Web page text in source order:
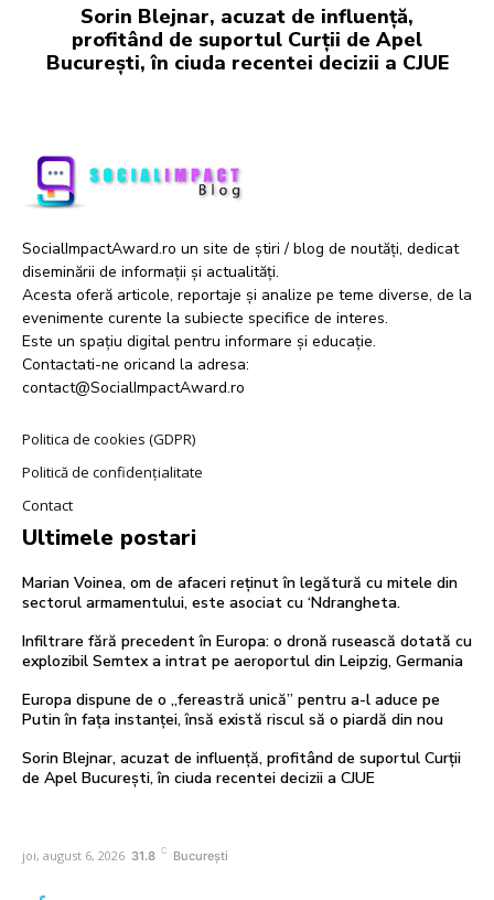
Sorin Blejnar, acuzat de influență,
profitând de suportul Curții de Apel
București, în ciuda recentei decizii a CJUE
SocialImpactAward.ro un site de știri / blog de noutăți, dedicat
diseminării de informații și actualități.
Acesta oferă articole, reportaje și analize pe teme diverse, de la
evenimente curente la subiecte specifice de interes.
Este un spațiu digital pentru informare și educație.
Contactati-ne oricand la adresa:
contact@SocialImpactAward.ro
Politica de cookies (GDPR)
Politică de confidențialitate
Contact
Ultimele postari
Marian Voinea, om de afaceri reținut în legătură cu mitele din
sectorul armamentului, este asociat cu ‘Ndrangheta.
Infiltrare fără precedent în Europa: o dronă rusească dotată cu
explozibil Semtex a intrat pe aeroportul din Leipzig, Germania
Europa dispune de o „fereastră unică” pentru a-l aduce pe
Putin în fața instanței, însă există riscul să o piardă din nou
Sorin Blejnar, acuzat de influență, profitând de suportul Curții
de Apel București, în ciuda recentei decizii a CJUE
joi, august 6, 2026 31.8 C București